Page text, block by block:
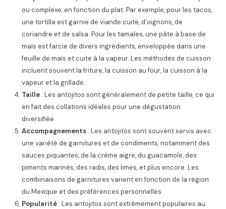
ou complexe, en fonction du plat. Par exemple, pour les tacos,
une tortilla est garnie de viande cuite, d’oignons, de
coriandre et de salsa. Pour les tamales, une pâte à base de
maïs est farcie de divers ingrédients, enveloppée dans une
feuille de maïs et cuite à la vapeur. Les méthodes de cuisson
incluent souvent la friture, la cuisson au four, la cuisson à la
vapeur et la grillade.
Taille : Les antojitos sont généralement de petite taille, ce qui
en fait des collations idéales pour une dégustation
diversifiée.
Accompagnements : Les antojitos sont souvent servis avec
une variété de garnitures et de condiments, notamment des
sauces piquantes, de la crème aigre, du guacamole, des
piments marinés, des radis, des limes, et plus encore. Les
combinaisons de garnitures varient en fonction de la région
du Mexique et des préférences personnelles.
Popularité : Les antojitos sont extrêmement populaires au